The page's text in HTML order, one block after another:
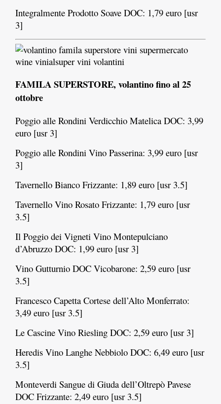
Integralmente Prodotto Soave DOC: 1,79 euro [usr
3]
FAMILA SUPERSTORE, volantino fino al 25
ottobre
Poggio alle Rondini Verdicchio Matelica DOC: 3,99
euro [usr 3]
Poggio alle Rondini Vino Passerina: 3,99 euro [usr
3]
Tavernello Bianco Frizzante: 1,89 euro [usr 3.5]
Tavernello Vino Rosato Frizzante: 1,79 euro [usr
3.5]
Il Poggio dei Vigneti Vino Montepulciano
d’Abruzzo DOC: 1,99 euro [usr 3]
Vino Gutturnio DOC Vicobarone: 2,59 euro [usr
3.5]
Francesco Capetta Cortese dell’Alto Monferrato:
3,49 euro [usr 3.5]
Le Cascine Vino Riesling DOC: 2,59 euro [usr 3]
Heredis Vino Langhe Nebbiolo DOC: 6,49 euro [usr
3.5]
Monteverdi Sangue di Giuda dell’Oltrepò Pavese
DOC Frizzante: 2,49 euro [usr 3.5]